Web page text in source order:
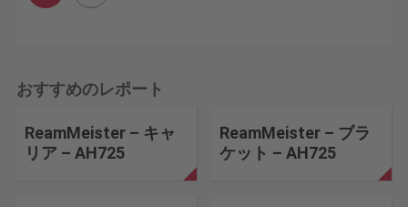
おすすめのレポート
ReamMeister – キャ
リア – AH725
ReamMeister – ブラ
ケット – AH725